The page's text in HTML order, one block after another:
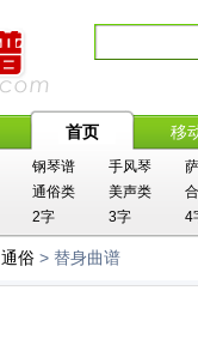
首页 移
钢琴谱 手风琴
通俗类 美声类
2字 3字 4
通俗 > 替身曲谱